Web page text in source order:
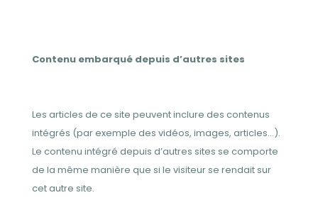
Contenu embarqué depuis d’autres sites
Les articles de ce site peuvent inclure des contenus
intégrés (par exemple des vidéos, images, articles…).
Le contenu intégré depuis d’autres sites se comporte
de la même manière que si le visiteur se rendait sur
cet autre site.